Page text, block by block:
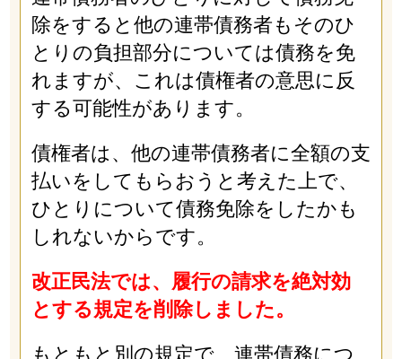
除をすると他の連帯債務者もそのひ
とりの負担部分については債務を免
れますが、これは債権者の意思に反
する可能性があります。
債権者は、他の連帯債務者に全額の支
払いをしてもらおうと考えた上で、
ひとりについて債務免除をしたかも
しれないからです。
改正民法では、履行の請求を絶対効
とする規定を削除しました。
もともと別の規定で、連帯債務につ